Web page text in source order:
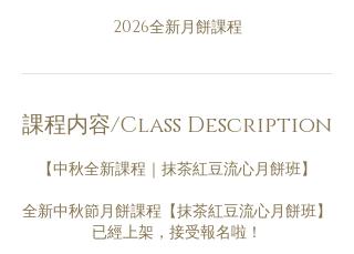
2026全新月餅課程
課程内容/Class Description
【中秋全新課程｜抹茶紅豆流心月餅班】
全新中秋節月餅課程【抹茶紅豆流心月餅班】
已經上架，接受報名啦！